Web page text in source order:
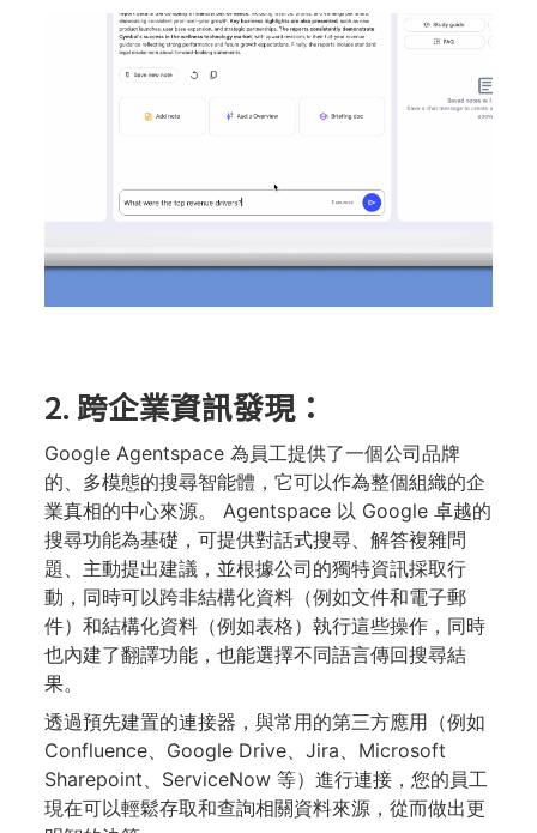
2. 跨企業資訊發現：
Google Agentspace 為員工提供了一個公司品牌
的、多模態的搜尋智能體，它可以作為整個組織的企
業真相的中心來源。 Agentspace 以 Google 卓越的
搜尋功能為基礎，可提供對話式搜尋、解答複雜問
題、主動提出建議，並根據公司的獨特資訊採取行
動，同時可以跨非結構化資料（例如文件和電子郵
件）和結構化資料（例如表格）執行這些操作，同時
也內建了翻譯功能，也能選擇不同語言傳回搜尋結
果。
透過預先建置的連接器，與常用的第三方應用（例如
Confluence、Google Drive、Jira、Microsoft
Sharepoint、ServiceNow 等）進行連接，您的員工
現在可以輕鬆存取和查詢相關資料來源，從而做出更